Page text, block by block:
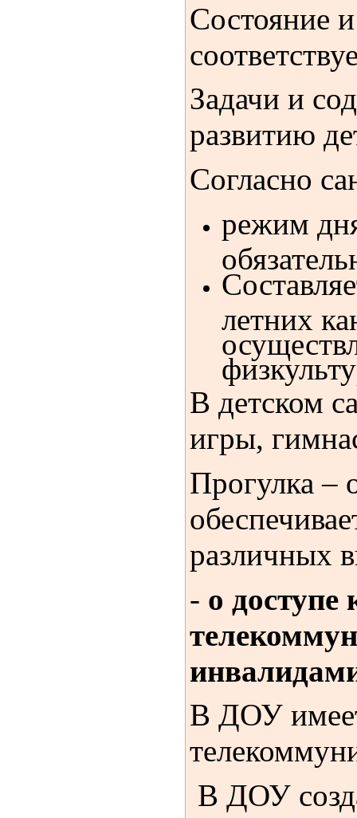
Состояние
Задачи и
развитию
Согласно
режим
летних
В детском
игры,
Прогулка –
различных
- о
В ДОУ
В ДОУ